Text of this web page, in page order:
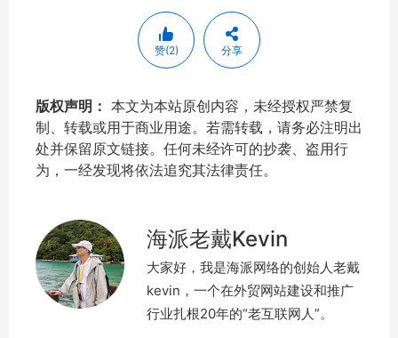
赞(2) 分享
版权声明： 本文为本站原创内容，未经授权严禁复
制、转载或用于商业用途。若需转载，请务必注明出
处并保留原文链接。任何未经许可的抄袭、盗用行
为，一经发现将依法追究其法律责任。
海派老戴Kevin
大家好，我是海派网络的创始人老戴
kevin，一个在外贸网站建设和推广
行业扎根20年的“老互联网人”。